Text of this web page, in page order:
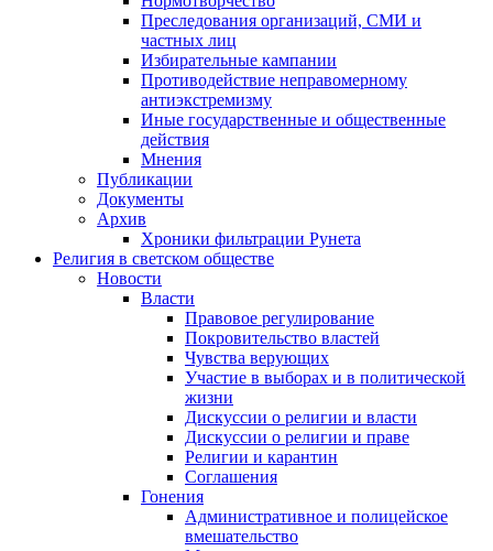
Преследования организаций, СМИ и
частных лиц
Избирательные кампании
Противодействие неправомерному
антиэкстремизму
Иные государственные и общественные
действия
Мнения
Публикации
Документы
Архив
Хроники фильтрации Рунета
Религия в светском обществе
Новости
Власти
Правовое регулирование
Покровительство властей
Чувства верующих
Участие в выборах и в политической
жизни
Дискуссии о религии и власти
Дискуссии о религии и праве
Религии и карантин
Соглашения
Гонения
Административное и полицейское
вмешательство